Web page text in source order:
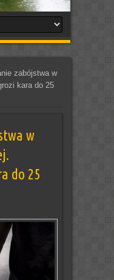
zabójstwa w
kara do 25
w
do 25